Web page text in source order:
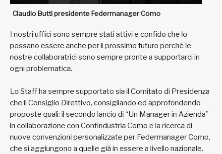
Claudio Butti presidente Federmanager Como
I nostri uffici sono sempre stati attivi e confido che lo
possano essere anche per il prossimo futuro perché le
nostre collaboratrici sono sempre pronte a supportarci in
ogni problematica.
Lo Staff ha sempre supportato sia il Comitato di Presidenza
che il Consiglio Direttivo, consigliando ed approfondendo
proposte quali: il secondo lancio di “Un Manager in Azienda”
in collaborazione con Confindustria Como e la ricerca di
nuove convenzioni personalizzate per Federmanager Como,
che si aggiungono a quelle già in essere a livello nazionale.